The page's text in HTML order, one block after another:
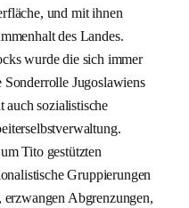
und mit ihnen
des Landes.
wurde die sich immer
Jugoslawiens
sozialistische
Tito gestützten
Gruppierungen
Abgrenzungen,